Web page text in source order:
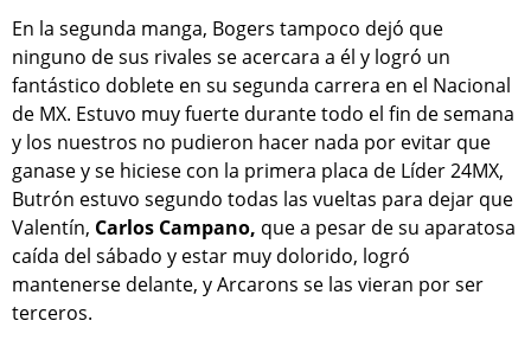
En la segunda manga, Bogers tampoco dejó que
ninguno de sus rivales se acercara a él y logró un
fantástico doblete en su segunda carrera en el Nacional
de MX. Estuvo muy fuerte durante todo el fin de semana
y los nuestros no pudieron hacer nada por evitar que
ganase y se hiciese con la primera placa de Líder 24MX,
Butrón estuvo segundo todas las vueltas para dejar que
Valentín, Carlos Campano, que a pesar de su aparatosa
caída del sábado y estar muy dolorido, logró
mantenerse delante, y Arcarons se las vieran por ser
terceros.